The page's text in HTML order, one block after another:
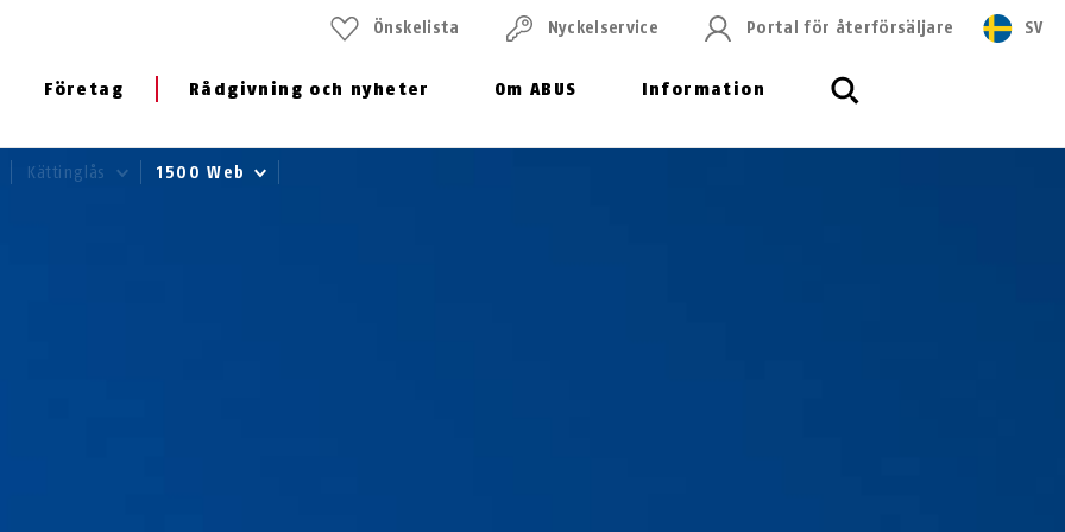
Företag Rådgivning och nyheter Om ABUS Information
Önskelista Nyckelservice Portal för återförsäljare SV
Kättinglås 1500 Web